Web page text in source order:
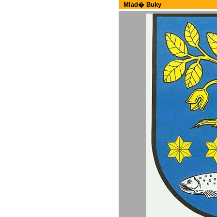
Mlad� Buky